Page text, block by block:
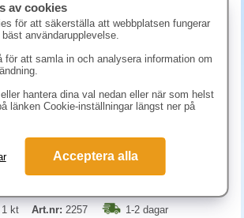
121.90 kr
KÖP
1 kt Art.nr: 2257 1-2 dagar
av cookies
för att säkerställa att webbplatsen fungerar
användarupplevelse.
för att samla in och analysera information om
hantera dina val nedan eller när som helst
länken Cookie-inställningar längst ner på
Acceptera alla